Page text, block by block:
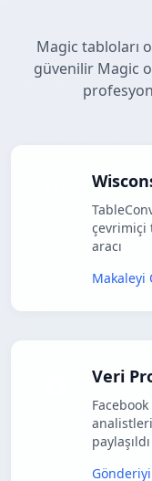
Magic tabloları
güvenilir Magic
çevrimiçi
aracı
Makaleyi
Veri